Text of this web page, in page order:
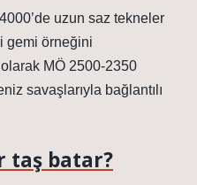
uzun saz tekneler
gemi örneğini
MÖ 2500-2350
savaşlarıyla bağlantılı
taş batar?